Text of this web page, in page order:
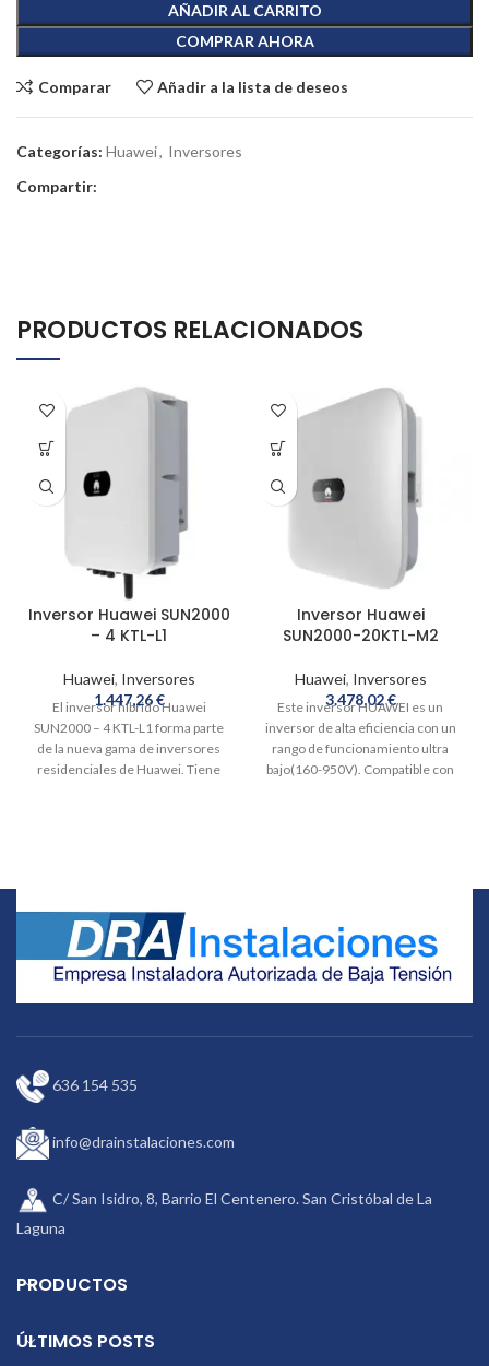
AÑADIR AL CARRITO
COMPRAR AHORA
Comparar Añadir a la lista de deseos
Categorías: Huawei, Inversores
Compartir:
PRODUCTOS RELACIONADOS
Inversor Huawei SUN2000
– 4 KTL-L1
Huawei, Inversores
1.447,26€
El inversor híbrido Huawei
SUN2000 – 4 KTL-L1 forma parte
de la nueva gama de inversores
residenciales de Huawei. Tiene
Inversor Huawei
SUN2000-20KTL-M2
Huawei, Inversores
3.478,02€
Este inversor HUAWEI es un
inversor de alta eficiencia con un
rango de funcionamiento ultra
bajo(160-950V). Compatible con
LCD permite la monitorización del
rendimiento del sistema.
636 154 535
info@drainstalaciones.com
C/ San Isidro, 8, Barrio El Centenero. San Cristóbal de La
Laguna
PRODUCTOS
ÚLTIMOS POSTS